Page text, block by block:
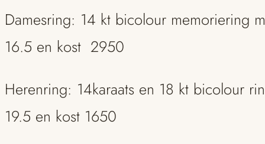
Damesring: 14 kt bicolour memoriering
16.5 en kost 2950
Herenring: 14karaats en 18 kt bicolour
19.5 en kost 1650